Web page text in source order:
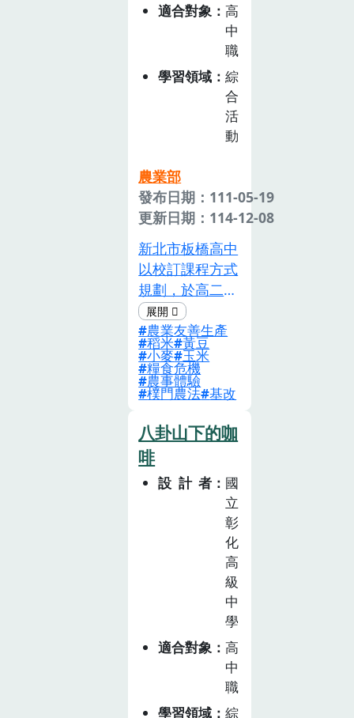
適合對象
高
中
職
學習領域
綜
合
活
動
農業部
發布日期：111-05-19
更新日期：114-12-08
新北市板橋高中
以校訂課程方式
規劃，於高二開
設「產地到餐
桌」校訂選修課
程。課程設計由
瞭解臺灣的農業
現況切入，並以
費等不同觀點，
探討農業與個
人、家庭、環境
的關聯。課程規
劃以「農業生產
軸，連結「飲食
健康與消費」、
「飲食生活與文
化」，發展兩大
課程主題：「產
地篇」與「餐桌
篇」共計 16 節
課。課程進行由
農業友善生產
稻米 黃豆
小麥 玉米
糧食危機
農事體驗
樸門農法 基改
八卦山下的咖
啡
設計者
國
立
彰
化
高
級
中
學
適合對象
高
中
職
學習領域
綜